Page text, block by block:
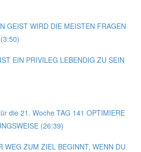
GEIST WIRD DIE MEISTEN FRAGEN
EIN PRIVILEG LEBENDIG ZU SEIN
die 21. Woche TAG 141 OPTIMIERE
(26:39)
WEG ZUM ZIEL BEGINNT, WENN DU